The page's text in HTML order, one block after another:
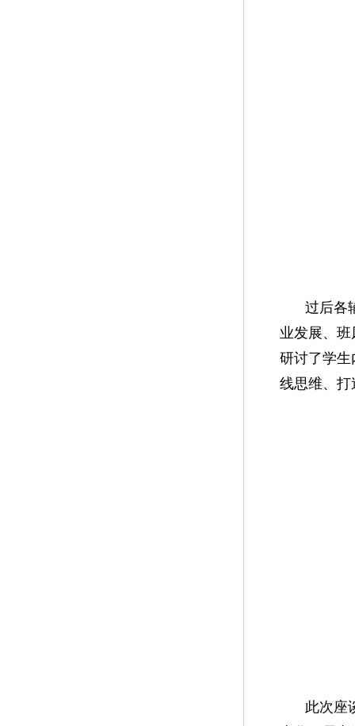
过后各
业发展、
研讨了学
线思维、
此次座